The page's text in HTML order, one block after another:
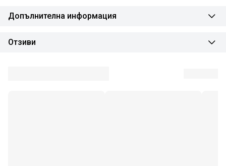
Допълнителна информация
Отзиви